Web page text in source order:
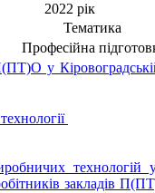
2022 рік
Тематика
у
технологій
закладів